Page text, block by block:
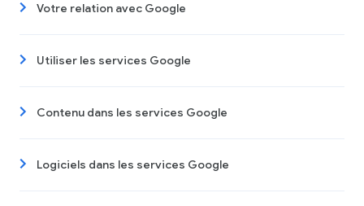
Votre relation avec Google
Utiliser les services Google
Contenu dans les services Google
Logiciels dans les services Google